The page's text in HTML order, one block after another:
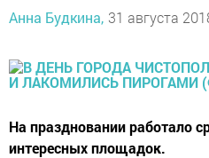
Анна Будкина, 31 августа
На праздновании работало
интересных площадок.